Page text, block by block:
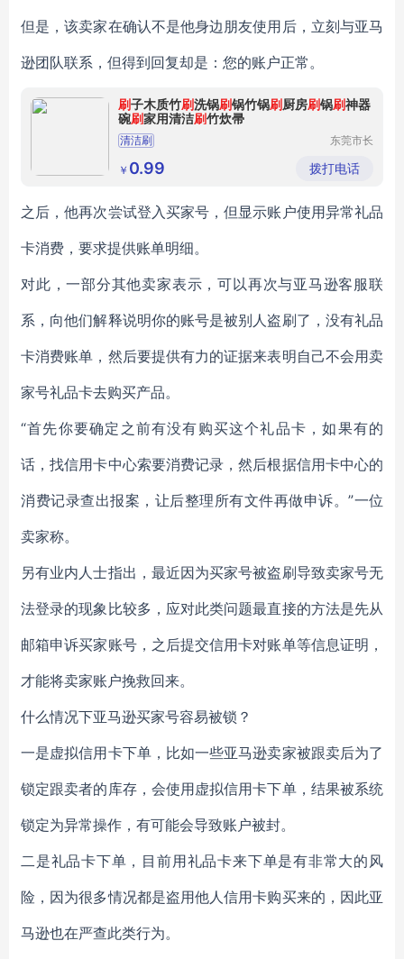
但是，该卖家在确认不是他身边朋友使用后，立刻与亚马
逊团队联系，但得到回复却是：您的账户正常。
刷子木质竹刷洗锅刷锅竹锅刷厨房刷锅刷神器
碗刷家用清洁刷竹炊帚
清洁刷
东莞市长
金塑胶制
品厂（个
￥ 0.99 拨打电话
之后，他再次尝试登入买家号，但显示账户使用异常礼品
卡消费，要求提供账单明细。
对此，一部分其他卖家表示，可以再次与亚马逊客服联
系，向他们解释说明你的账号是被别人盗刷了，没有礼品
卡消费账单，然后要提供有力的证据来表明自己不会用卖
家号礼品卡去购买产品。
“首先你要确定之前有没有购买这个礼品卡，如果有的
话，找信用卡中心索要消费记录，然后根据信用卡中心的
消费记录查出报案，让后整理所有文件再做申诉。”一位
卖家称。
另有业内人士指出，最近因为买家号被盗刷导致卖家号无
法登录的现象比较多，应对此类问题最直接的方法是先从
邮箱申诉买家账号，之后提交信用卡对账单等信息证明，
才能将卖家账户挽救回来。
什么情况下亚马逊买家号容易被锁？
一是虚拟信用卡下单，比如一些亚马逊卖家被跟卖后为了
锁定跟卖者的库存，会使用虚拟信用卡下单，结果被系统
锁定为异常操作，有可能会导致账户被封。
二是礼品卡下单，目前用礼品卡来下单是有非常大的风
险，因为很多情况都是盗用他人信用卡购买来的，因此亚
马逊也在严查此类行为。